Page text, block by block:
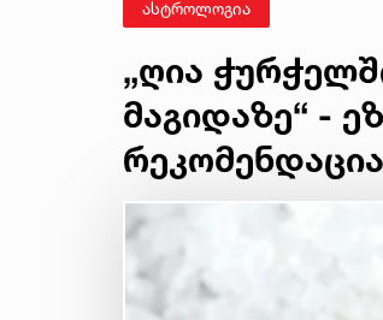
ასტროლოგია
„ღია
მაგიდაზე“ -
რეკომენდაცია